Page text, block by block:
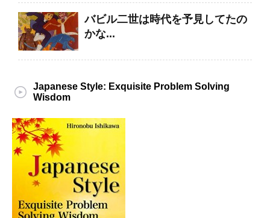
バビル二世は時代を予見してたの
かな...
Japanese Style: Exquisite Problem Solving
Wisdom